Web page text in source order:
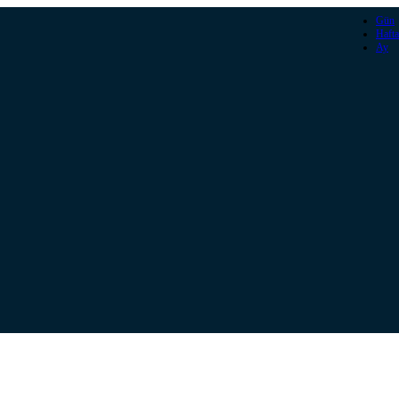
Gün
Hafta
Ay